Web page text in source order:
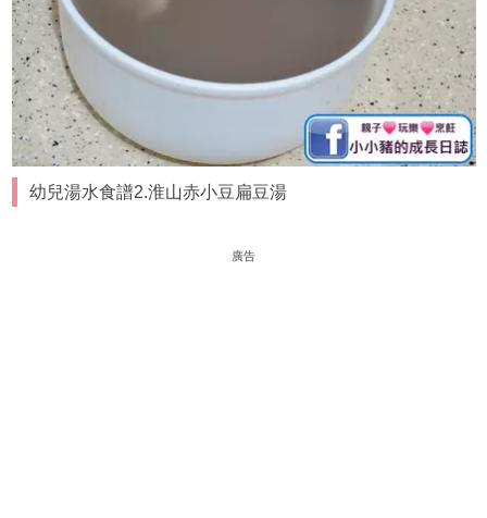
幼兒湯水食譜2.淮山赤小豆扁豆湯
廣告